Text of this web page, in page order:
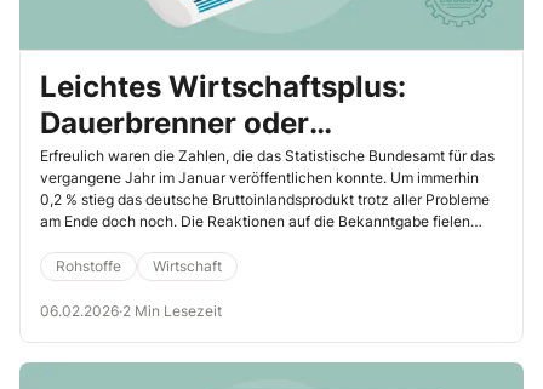
Leichtes Wirtschaftsplus:
Dauerbrenner oder
Eintagsfliege?
Erfreulich waren die Zahlen, die das Statistische Bundesamt für das
vergangene Jahr im Januar veröffentlichen konnte. Um immerhin
0,2 % stieg das deutsche Bruttoinlandsprodukt trotz aller Probleme
am Ende doch noch. Die Reaktionen auf die Bekanntgabe fielen
waren sich die meisten Experten einig: Dass die Wirtschaft nach 2
Jahren der Rezession endlich wieder wachsen konnte, schürt
zunächst einmal die Hoffnung und bringt die Erkenntnis, dass sogar
Rohstoffe Wirtschaft
06.02.2026·2 Min Lesezeit